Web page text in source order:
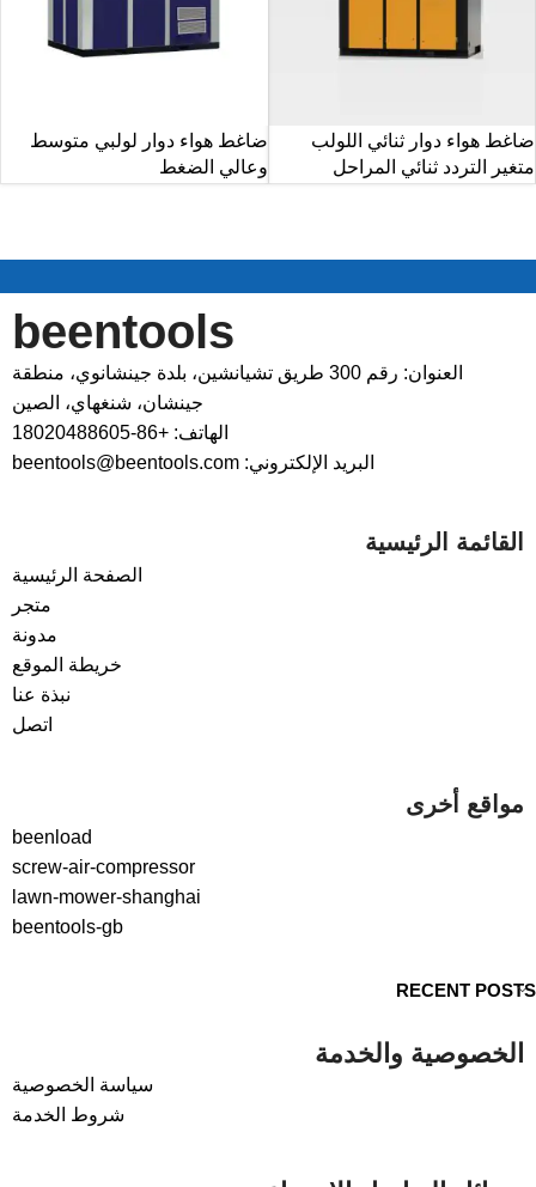
ضاغط هواء دوار ثنائي اللولب
متغير التردد ثنائي المراحل
ضاغط هواء دوار لولبي متوسط
وعالي الضغط
beentools
العنوان: رقم 300 طريق تشيانشين، بلدة جينشانوي، منطقة
جينشان، شنغهاي، الصين
الهاتف: +86-18020488605
البريد الإلكتروني: beentools@beentools.com
القائمة الرئيسية
الصفحة الرئيسية
متجر
مدونة
خريطة الموقع
نبذة عنا
اتصل
مواقع أخرى
beenload
screw-air-compressor
lawn-mower-shanghai
beentools-gb
RECENT POSTS
الخصوصية والخدمة
سياسة الخصوصية
شروط الخدمة